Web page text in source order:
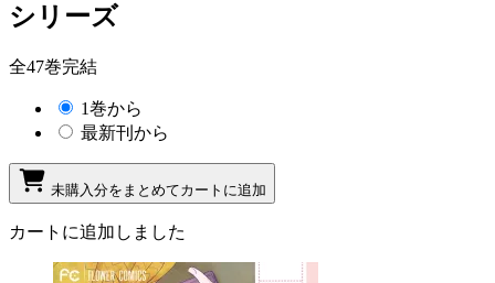
シリーズ
全47巻完結
1巻から
最新刊から
未購入分をまとめてカートに追加
カートに追加しました